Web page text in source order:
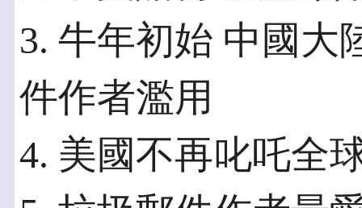
3. 牛年初始 中國大
件作者濫用
4. 美國不再叱吒全